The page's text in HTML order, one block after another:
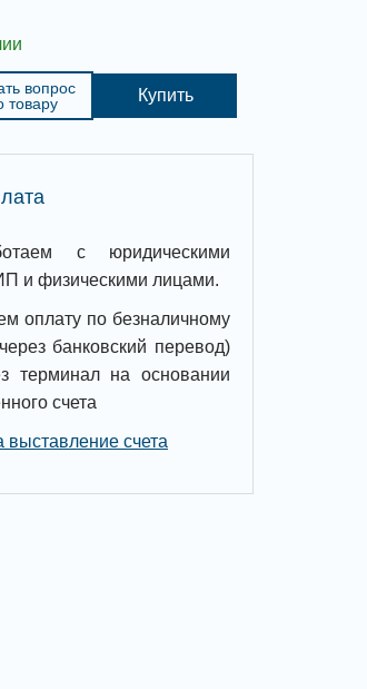
вопрос
товару
Купить
с юридическими
и физическими лицами.
оплату по безналичному
банковский перевод)
терминал на основании
счета
выставление счета